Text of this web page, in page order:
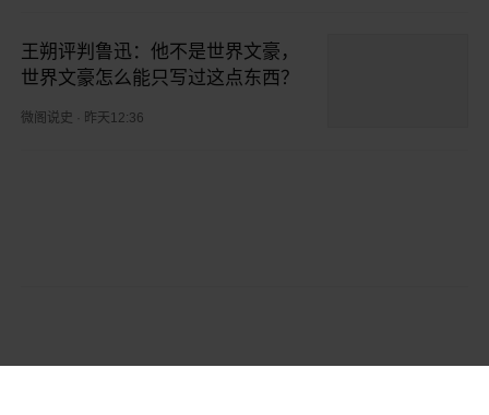
王朔评判鲁迅：他不是世界文豪，
世界文豪怎么能只写过这点东西？
微阁说史 昨天12:36